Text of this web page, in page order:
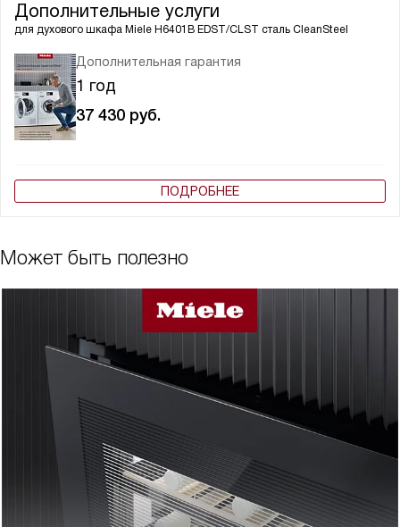
Дополнительные услуги
для духового шкафа Miele H6401B EDST/CLST сталь CleanSteel
Дополнительная гарантия
1 год
37 430 руб.
ПОДРОБНЕЕ
Может быть полезно